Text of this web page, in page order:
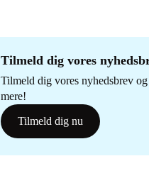
Tilmeld dig vores
Tilmeld dig vores nyhedsbrev
mere!
Tilmeld dig nu